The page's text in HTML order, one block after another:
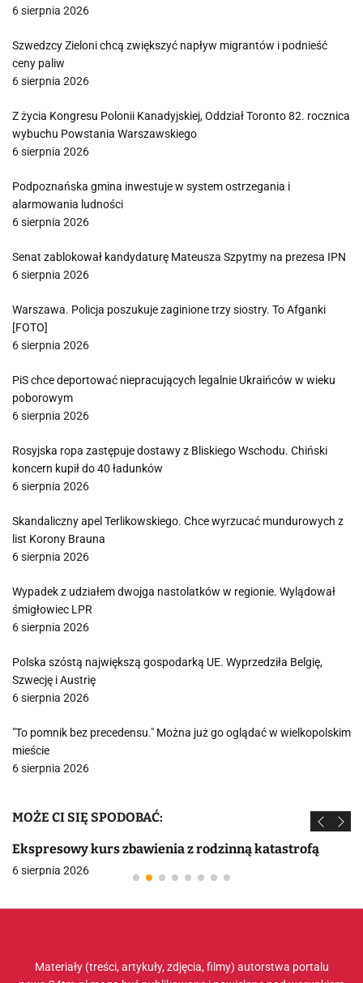
6 sierpnia 2026
Szwedzcy Zieloni chcą zwiększyć napływ migrantów i podnieść
ceny paliw
6 sierpnia 2026
Z życia Kongresu Polonii Kanadyjskiej, Oddział Toronto 82. rocznica
wybuchu Powstania Warszawskiego
6 sierpnia 2026
Podpoznańska gmina inwestuje w system ostrzegania i
alarmowania ludności
6 sierpnia 2026
Senat zablokował kandydaturę Mateusza Szpytmy na prezesa IPN
6 sierpnia 2026
Warszawa. Policja poszukuje zaginione trzy siostry. To Afganki
[FOTO]
6 sierpnia 2026
PiS chce deportować niepracujących legalnie Ukraińców w wieku
poborowym
6 sierpnia 2026
Rosyjska ropa zastępuje dostawy z Bliskiego Wschodu. Chiński
koncern kupił do 40 ładunków
6 sierpnia 2026
Skandaliczny apel Terlikowskiego. Chce wyrzucać mundurowych z
list Korony Brauna
6 sierpnia 2026
Wypadek z udziałem dwojga nastolatków w regionie. Wylądował
śmigłowiec LPR
6 sierpnia 2026
Polska szóstą największą gospodarką UE. Wyprzedziła Belgię,
Szwecję i Austrię
6 sierpnia 2026
"To pomnik bez precedensu." Można już go oglądać w wielkopolskim
mieście
6 sierpnia 2026
MOŻE CI SIĘ SPODOBAĆ:
Ekspresowy kurs zbawienia z rodzinną katastrofą
6 sierpnia 2026
Materiały (treści, artykuły, zdjęcia, filmy) autorstwa portalu